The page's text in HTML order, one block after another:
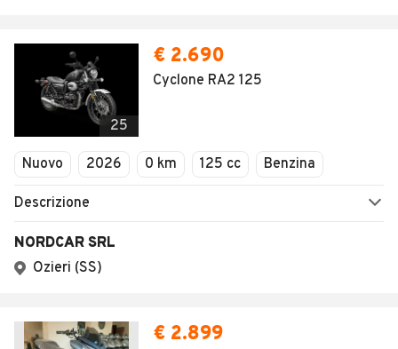
25
€ 2.690
Cyclone RA2 125
Nuovo 2026 0 km 125 cc Benzina
Descrizione
NORDCAR SRL
Ozieri (SS)
€ 2.899